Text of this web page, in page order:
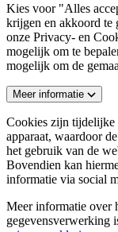
Kies voor "Alles
krijgen en akkoord te
onze Privacy- en
mogelijk om te
mogelijk om de
Meer informatie
Cookies zijn tijdelijke
apparaat, waardoor
het gebruik van de
Bovendien kan
informatie via social
Meer informatie over
gegevensverwerking